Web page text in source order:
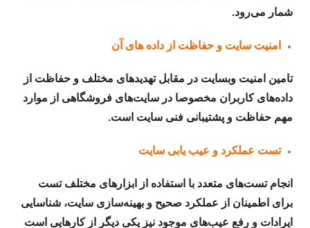
شمار می‌رود.
امنیت سایت و حفاظت از داده های آن
تامین امنیت وبسایت در مقابل تهدیدهای مختلف و حفاظت از
داده‌های کاربران مخصوصا در سایت‌های فروشگاهی از موارد
مهم حفاظت و پشتیبانی فنی سایت است.
تست عملکرد و عیب یابی سایت
انجام تست‌های متعدد با استفاده از ابزارهای مختلف تست
برای اطمینان از عملکرد صحیح و بهینه‌سازی سایت، شناسایی
ایرادات و رفع عیب‌های موجود نیز یکی دیگر از کارهایی است